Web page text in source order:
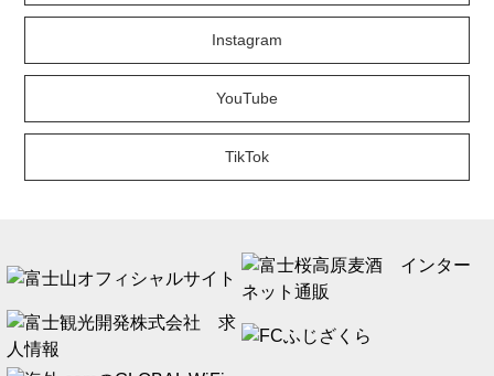
Instagram
YouTube
TikTok